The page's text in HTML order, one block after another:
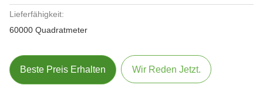
Lieferfähigkeit:
60000 Quadratmeter
Beste Preis Erhalten Wir Reden Jetzt.